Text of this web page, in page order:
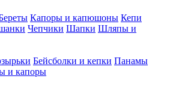
Капоры и капюшоны Кепи
Чепчики Шапки Шляпы и
Бейсболки и кепки Панамы
и капоры